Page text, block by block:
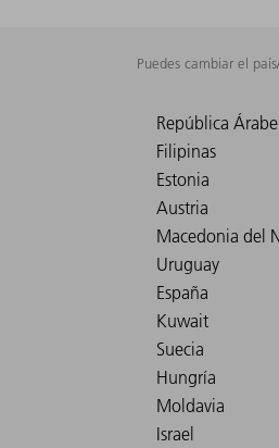
Puedes cambiar el